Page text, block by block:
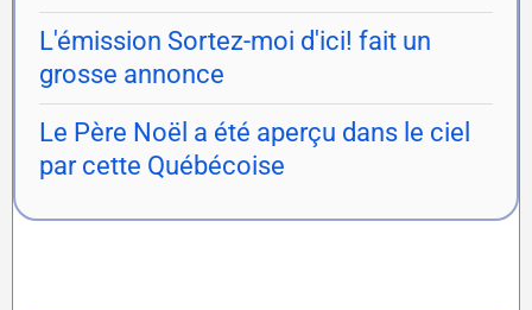
L'émission Sortez-moi d'ici! fait un
grosse annonce
Le Père Noël a été aperçu dans le ciel
par cette Québécoise